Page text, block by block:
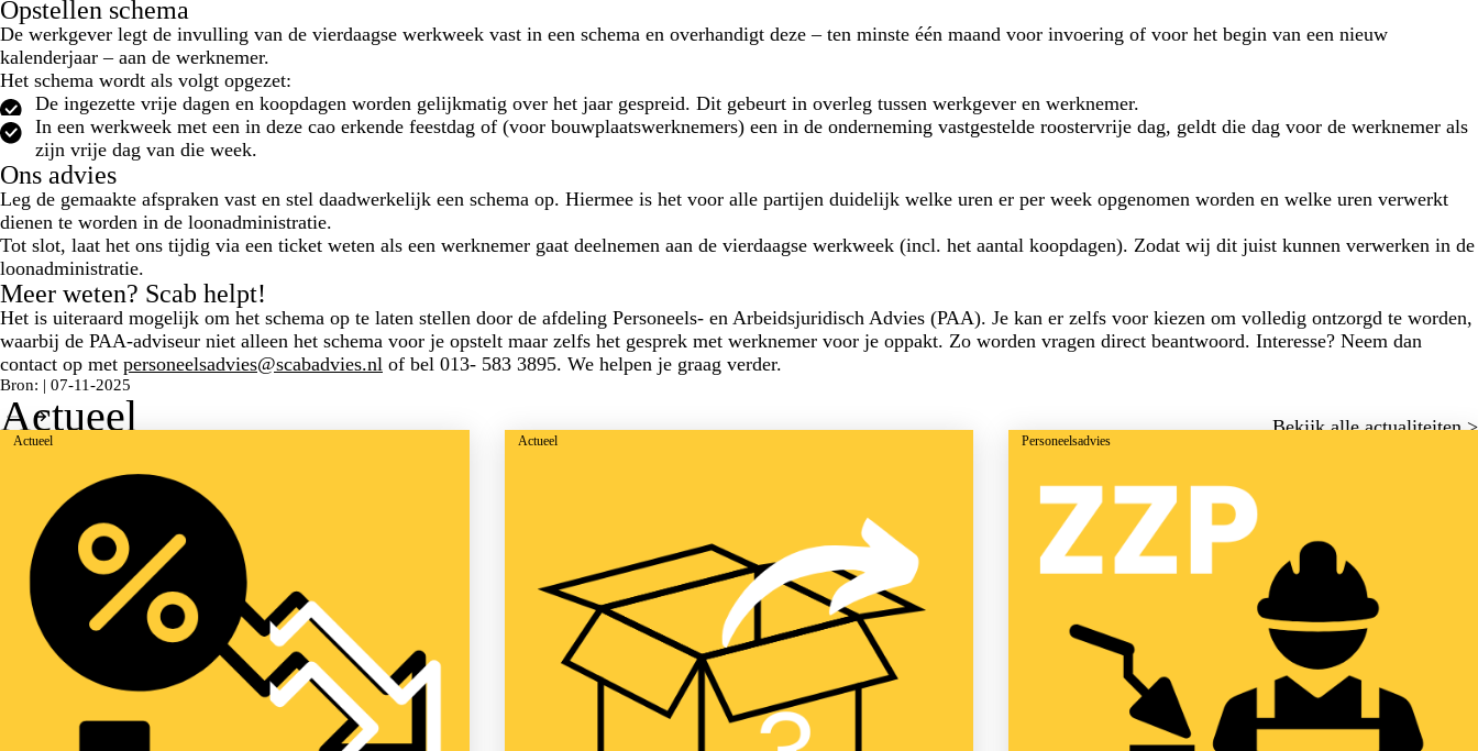
Opstellen schema
De werkgever legt de invulling van de vierdaagse werkweek vast in een schema en overhandigt deze – ten minste één maand voor invoering of voor het begin van een nieuw
kalenderjaar – aan de werknemer.
Het schema wordt als volgt opgezet:
De ingezette vrije dagen en koopdagen worden gelijkmatig over het jaar gespreid. Dit gebeurt in overleg tussen werkgever en werknemer.
In een werkweek met een in deze cao erkende feestdag of (voor bouwplaatswerknemers) een in de onderneming vastgestelde roostervrije dag, geldt die dag voor de werknemer als
zijn vrije dag van die week.
Ons advies
Leg de gemaakte afspraken vast en stel daadwerkelijk een schema op. Hiermee is het voor alle partijen duidelijk welke uren er per week opgenomen worden en welke uren verwerkt
dienen te worden in de loonadministratie.
Tot slot, laat het ons tijdig via een ticket weten als een werknemer gaat deelnemen aan de vierdaagse werkweek (incl. het aantal koopdagen). Zodat wij dit juist kunnen verwerken in de
loonadministratie.
Meer weten? Scab helpt!
Het is uiteraard mogelijk om het schema op te laten stellen door de afdeling Personeels- en Arbeidsjuridisch Advies (PAA). Je kan er zelfs voor kiezen om volledig ontzorgd te worden,
waarbij de PAA-adviseur niet alleen het schema voor je opstelt maar zelfs het gesprek met werknemer voor je oppakt. Zo worden vragen direct beantwoord. Interesse? Neem dan
contact op met personeelsadvies@scabadvies.nl of bel 013- 583 3895. We helpen je graag verder.
Bron: | 07-11-2025
Actueel Bekijk alle actualiteiten >
Actueel Actueel Personeelsadvies